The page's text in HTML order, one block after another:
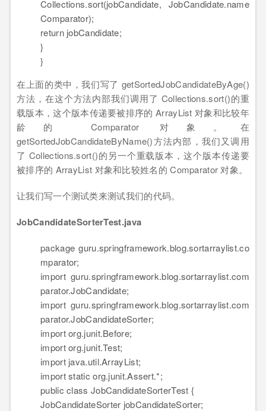
Collections.sort(jobCandidate, JobCandidate.name
Comparator);
returnjobCandidate;
}
}
在上面的类中，我们写了 getSortedJobCandidateByAge()
方法，在这个方法内部我们调用了 Collections.sort()的重
载版本，这个版本传递要被排序的 ArrayList 对象和比较年
龄的 Comparator 对象。在
getSortedJobCandidateByName()方法内部，我们又调用
了 Collections.sort()的另一个重载版本，这个版本传递要
被排序的 ArrayList 对象和比较姓名的 Comparator 对象。
让我们写一个测试类来测试我们的代码。
JobCandidateSorterTest.java
package guru.springframework.blog.sortarraylist.co
mparator;
importguru.springframework.blog.sortarraylist.com
parator.JobCandidate;
importguru.springframework.blog.sortarraylist.com
parator.JobCandidateSorter;
importorg.junit.Before;
importorg.junit.Test;
importjava.util.ArrayList;
import static org.junit.Assert.*;
public class JobCandidateSorterTest {
JobCandidateSorter jobCandidateSorter;